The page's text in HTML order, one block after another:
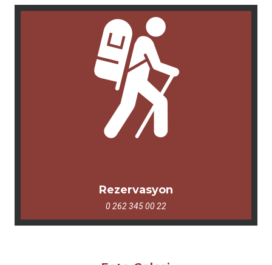
Rezervasyon
0 262 345 00 22